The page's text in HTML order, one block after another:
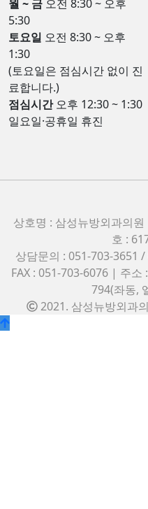
월 ~ 금 오전 8:30 ~ 오후
5:30
토요일 오전 8:30 ~ 오후
1:30
(토요일은 점심시간 없이 진
료합니다.)
점심시간오후 12:30 ~ 1:30
일요일·공휴일 휴진
상호명 : 삼성뉴방외과의
호 :
상담문의 : 051-703-3651
FAX : 051-703-6076 | 주소
794(좌동,
2021. 삼성뉴방외과
©